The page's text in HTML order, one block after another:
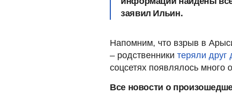
заявил Ильин.
Напомним, что взрыв в
– родственники теряли друг
соцсетях появлялось много
Все новости о